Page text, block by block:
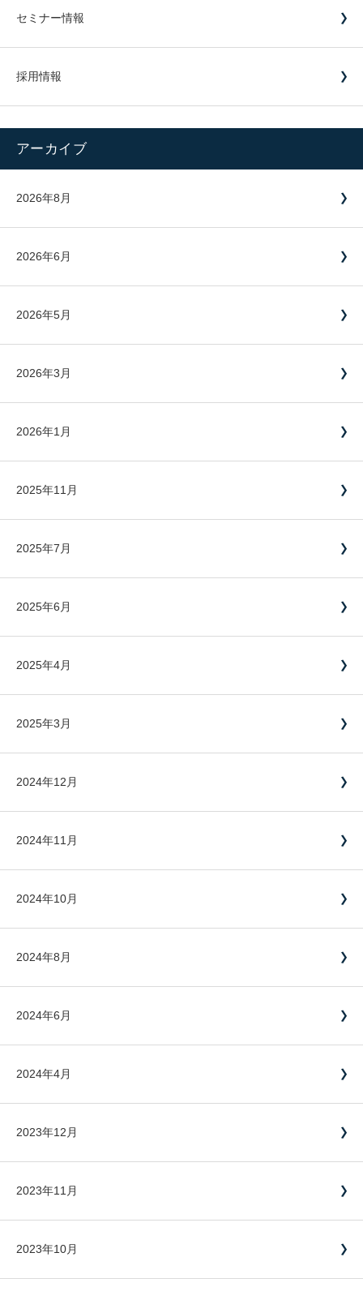
セミナー情報
採用情報
アーカイブ
2026年8月
2026年6月
2026年5月
2026年3月
2026年1月
2025年11月
2025年7月
2025年6月
2025年4月
2025年3月
2024年12月
2024年11月
2024年10月
2024年8月
2024年6月
2024年4月
2023年12月
2023年11月
2023年10月